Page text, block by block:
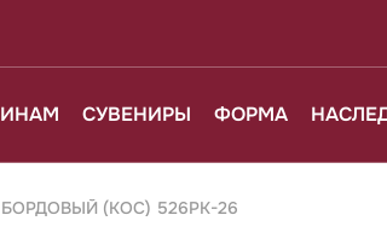
СУВЕНИРЫ ФОРМА
(КОС) 526РК-26